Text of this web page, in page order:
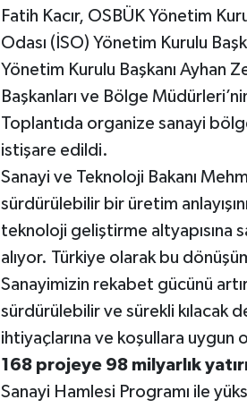
Fatih Kacır, OSBÜK Yönetim
Odası (İSO) Yönetim Kurulu
Yönetim Kurulu Başkanı Ayhan
Başkanları ve Bölge
Toplantıda organize sanayi
istişare edildi.
Sanayi ve Teknoloji Bakanı
sürdürülebilir bir üretim
teknoloji geliştirme altyapısına
alıyor. Türkiye olarak bu
Sanayimizin rekabet gücünü
sürdürülebilir ve sürekli kılacak
ihtiyaçlarına ve koşullara
168 projeye 98 milyarlık
Sanayi Hamlesi Programı ile